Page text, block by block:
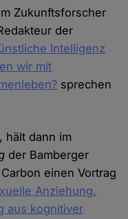
Zukunftsforscher
der
Intelligenz
wir mit
sprechen
hält dann im
der Bamberger
einen Vortrag
Anziehung.
aus kognitiver